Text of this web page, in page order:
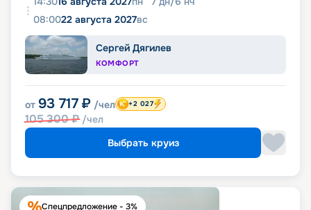
08:0022 августа 2027вс
Сергей Дягилев
КОМФОРТ
от 93 717 ₽ /чел
105 300₽ /чел
+2 027
Выбрать круиз
Спецпредложение - 3%